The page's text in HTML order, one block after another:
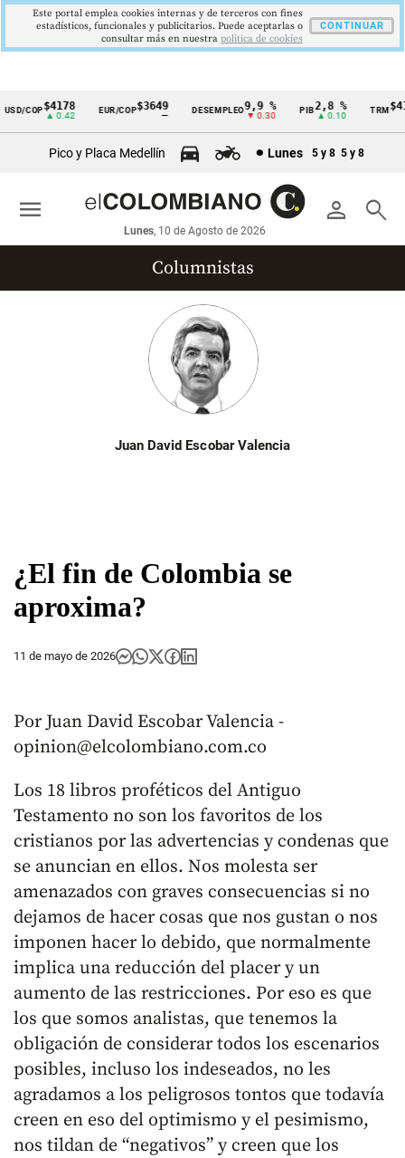
Cintillo
económicos
Colombia
COP$4178
▲ 0.42
EUR/COP$3649 DESEMPLEO 9,9 %
▼ 0.30
PIB2,8 %
▲ 0.10
TRM
Pico y Placa Medellín Lunes 5 y 8 5 y 8
person search
Lunes, 10 de Agosto de 2026
menu
Columnistas
Juan David Escobar Valencia
¿El fin de Colombia se
aproxima?
11 de mayo de 2026
Por Juan David Escobar Valencia -
opinion@elcolombiano.com.co
Los 18 libros proféticos del Antiguo
Testamento no son los favoritos de los
cristianos por las advertencias y condenas que
se anuncian en ellos. Nos molesta ser
amenazados con graves consecuencias si no
dejamos de hacer cosas que nos gustan o nos
imponen hacer lo debido, que normalmente
implica una reducción del placer y un
aumento de las restricciones. Por eso es que
los que somos analistas, que tenemos la
obligación de considerar todos los escenarios
posibles, incluso los indeseados, no les
agradamos a los peligrosos tontos que todavía
creen en eso del optimismo y el pesimismo,
nos tildan de “negativos” y creen que los
Este portal emplea cookies internas y de terceros con fines
estadísticos, funcionales y publicitarios. Puede aceptarlas o
consultar más en nuestra politica de cookies
CONTINUAR